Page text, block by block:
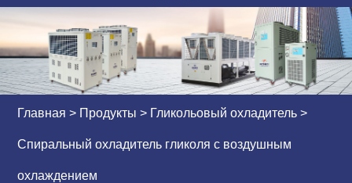
Главная > Продукты > Гликольовый охладитель >
Спиральный охладитель гликоля с воздушным
охлаждением